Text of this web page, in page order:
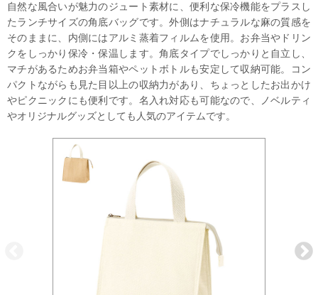
自然な風合いが魅力のジュート素材に、便利な保冷機能をプラスし
たランチサイズの角底バッグです。外側はナチュラルな麻の質感を
そのままに、内側にはアルミ蒸着フィルムを使用。お弁当やドリン
クをしっかり保冷・保温します。角底タイプでしっかりと自立し、
マチがあるためお弁当箱やペットボトルも安定して収納可能。コン
パクトながらも見た目以上の収納力があり、ちょっとしたお出かけ
やピクニックにも便利です。名入れ対応も可能なので、ノベルティ
やオリジナルグッズとしても人気のアイテムです。